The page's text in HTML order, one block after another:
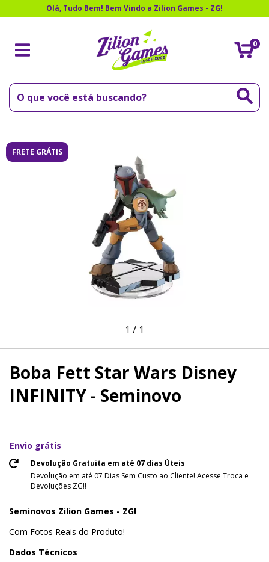
Olá, Tudo Bem! Bem Vindo a Zilion Games - ZG!
0
FRETE GRÁTIS
1 / 1
Boba Fett Star Wars Disney
INFINITY - Seminovo
Envio grátis
Devolução Gratuita em até 07 dias Úteis
Devolução em até 07 Dias Sem Custo ao Cliente! Acesse Troca e
Devoluções ZG!!
Seminovos Zilion Games - ZG!
Com Fotos Reais do Produto!
Dados Técnicos